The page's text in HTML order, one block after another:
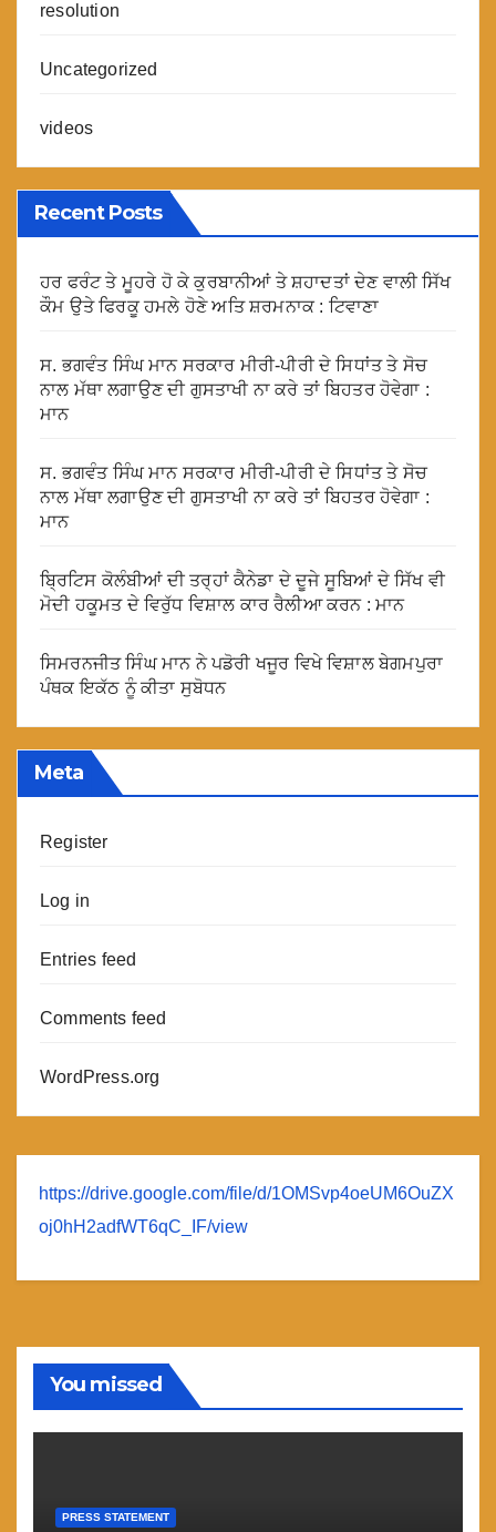
resolution
Uncategorized
videos
Recent Posts
ਹਰ ਫਰੰਟ ਤੇ ਮੂਹਰੇ ਹੋ ਕੇ ਕੁਰਬਾਨੀਆਂ ਤੇ ਸ਼ਹਾਦਤਾਂ ਦੇਣ ਵਾਲੀ ਸਿੱਖ
ਕੌਮ ਉਤੇ ਫਿਰਕੂ ਹਮਲੇ ਹੋਣੇ ਅਤਿ ਸ਼ਰਮਨਾਕ : ਟਿਵਾਣਾ
ਸ. ਭਗਵੰਤ ਸਿੰਘ ਮਾਨ ਸਰਕਾਰ ਮੀਰੀ-ਪੀਰੀ ਦੇ ਸਿਧਾਂਤ ਤੇ ਸੋਚ
ਨਾਲ ਮੱਥਾ ਲਗਾਉਣ ਦੀ ਗੁਸਤਾਖੀ ਨਾ ਕਰੇ ਤਾਂ ਬਿਹਤਰ ਹੋਵੇਗਾ :
ਮਾਨ
ਸ. ਭਗਵੰਤ ਸਿੰਘ ਮਾਨ ਸਰਕਾਰ ਮੀਰੀ-ਪੀਰੀ ਦੇ ਸਿਧਾਂਤ ਤੇ ਸੋਚ
ਨਾਲ ਮੱਥਾ ਲਗਾਉਣ ਦੀ ਗੁਸਤਾਖੀ ਨਾ ਕਰੇ ਤਾਂ ਬਿਹਤਰ ਹੋਵੇਗਾ :
ਮਾਨ
ਬ੍ਰਿਟਿਸ ਕੋਲੰਬੀਆਂ ਦੀ ਤਰ੍ਹਾਂ ਕੈਨੇਡਾ ਦੇ ਦੂਜੇ ਸੂਬਿਆਂ ਦੇ ਸਿੱਖ ਵੀ
ਮੋਦੀ ਹਕੂਮਤ ਦੇ ਵਿਰੁੱਧ ਵਿਸ਼ਾਲ ਕਾਰ ਰੈਲੀਆ ਕਰਨ : ਮਾਨ
ਸਿਮਰਨਜੀਤ ਸਿੰਘ ਮਾਨ ਨੇ ਪਡੋਰੀ ਖਜੂਰ ਵਿਖੇ ਵਿਸ਼ਾਲ ਬੇਗਮਪੁਰਾ
ਪੰਥਕ ਇਕੱਠ ਨੂੰ ਕੀਤਾ ਸੁਬੋਧਨ
Meta
Register
Log in
Entries feed
Comments feed
WordPress.org
https://drive.google.com/file/d/1OMSvp4oeUM6OuZX
oj0hH2adfWT6qC_IF/view
You missed
PRESS STATEMENT